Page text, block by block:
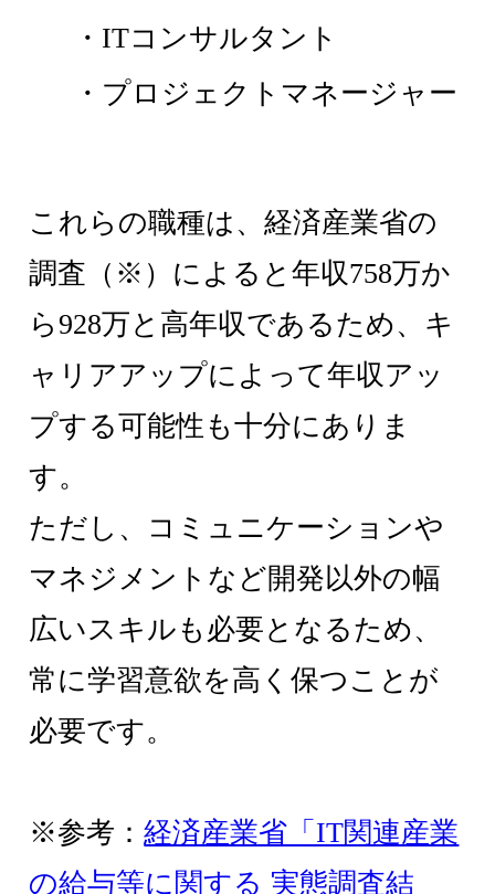
・ITコンサルタント
・プロジェクトマネージャー
これらの職種は、経済産業省の
調査（※）によると年収758万か
ら928万と高年収であるため、キ
ャリアアップによって年収アッ
プする可能性も十分にありま
す。
ただし、コミュニケーションや
マネジメントなど開発以外の幅
広いスキルも必要となるため、
常に学習意欲を高く保つことが
必要です。
※参考：経済産業省「IT関連産業
の給与等に関する 実態調査結